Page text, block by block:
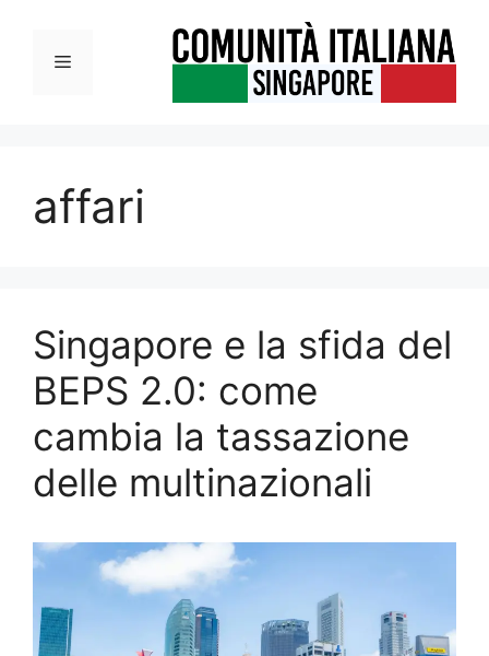
contenutoMenu
affari
Singapore e la sfida del
BEPS 2.0: come
cambia la tassazione
delle multinazionali